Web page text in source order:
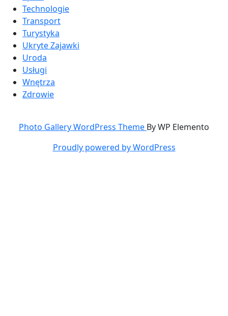
Technologie
Transport
Turystyka
Ukryte Zajawki
Uroda
Usługi
Wnętrza
Zdrowie
Photo Gallery WordPress Theme By WP Elemento
Proudly powered by WordPress